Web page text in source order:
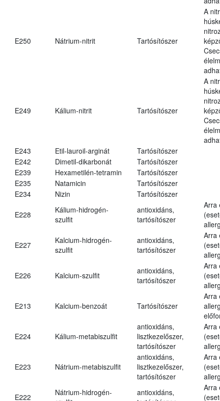
E250 Nátrium-nitrit Tartósítószer
A
E249 Kálium-nitrit Tartósítószer
A
E243
Etil-lauroil-arginát
Tartósítószer
E242
Dimetil-dikarbonát
Tartósítószer
E239
Hexametilén-tetramin
Tartósítószer
E235
Natamicin
Tartósítószer
E234
Nizin Tartósítószer
E228
Kálium-hidrogén-
szulfit
antioxidáns,
tartósítószer
Arra
E227
Kalcium-hidrogén-
szulfit
antioxidáns,
tartósítószer
Arra
E226 Kalcium-szulfit
antioxidáns,
tartósítószer
Arra
E213 Kalcium-benzoát Tartósítószer
Arra
E224 Kálium-metabiszulfit
antioxidáns,
lisztkezelőszer,
tartósítószer
Arra
E223 Nátrium-metabiszulfit
antioxidáns,
lisztkezelőszer,
tartósítószer
Arra
E222
Nátrium-hidrogén-
antioxidáns,
Arra